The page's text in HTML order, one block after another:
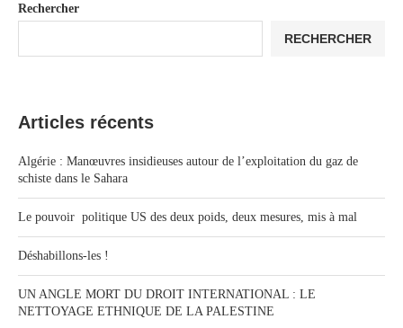
Rechercher
RECHERCHER
Articles récents
Algérie : Manœuvres insidieuses autour de l’exploitation du gaz de
schiste dans le Sahara
Le pouvoir politique US des deux poids, deux mesures, mis à mal
Déshabillons-les !
UN ANGLE MORT DU DROIT INTERNATIONAL : LE
NETTOYAGE ETHNIQUE DE LA PALESTINE